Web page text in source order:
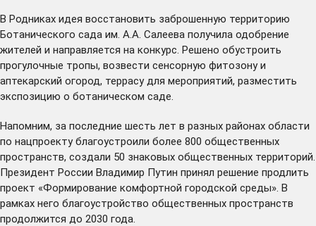
В Родниках идея восстановить заброшенную территорию
Ботанического сада им. А.А. Салеева получила одобрение
жителей и направляется на конкурс. Решено обустроить
прогулочные тропы, возвести сенсорную фитозону и
аптекарский огород, террасу для мероприятий, разместить
экспозицию о ботаническом саде.
Напомним, за последние шесть лет в разных районах области
по нацпроекту благоустроили более 800 общественных
пространств, создали 50 знаковых общественных территорий.
Президент России Владимир Путин принял решение продлить
проект «Формирование комфортной городской среды». В
рамках него благоустройство общественных пространств
продолжится до 2030 года.